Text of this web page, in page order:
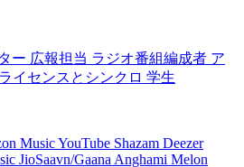
ー 広報担当 ラジオ番組編成者 ア
ライセンスとシンクロ 学生
MusicYouTube Shazam Deezer
JioSaavn/Gaana Anghami Melon